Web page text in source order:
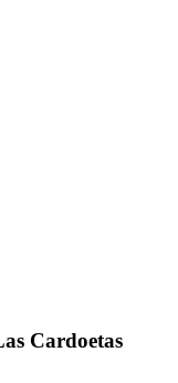
Cardoetas